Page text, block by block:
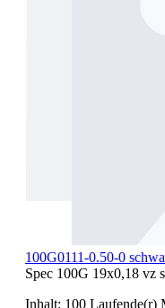
100G0111-0.50-0
Spec 100G 19x0,18 vz
Inhalt: 100 Laufende(r)